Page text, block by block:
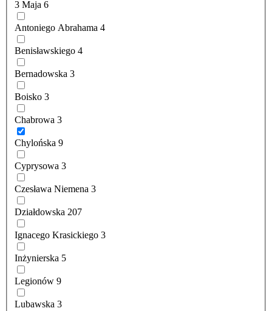
3 Maja 6
Antoniego Abrahama 4
Benisławskiego 4
Bernadowska 3
Boisko 3
Chabrowa 3
Chylońska 9
Cyprysowa 3
Czesława Niemena 3
Działdowska 207
Ignacego Krasickiego 3
Inżynierska 5
Legionów 9
Lubawska 3